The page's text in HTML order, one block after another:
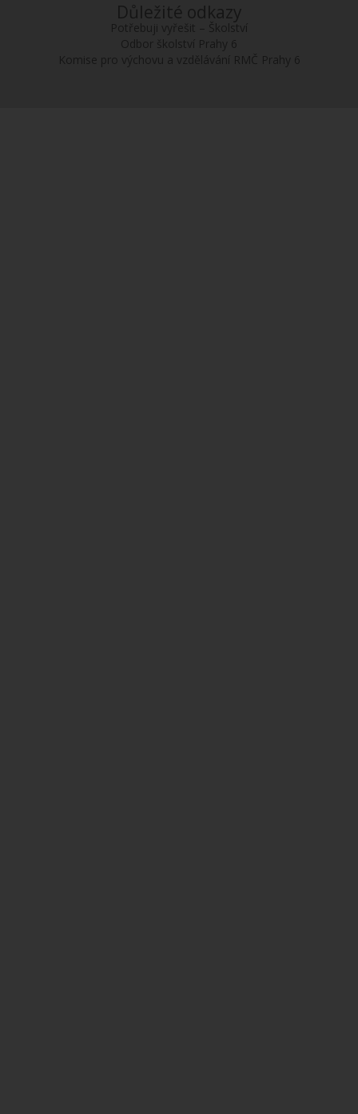
Důležité odkazy
Potřebuji vyřešit – Školství
Odbor školství Prahy 6
Komise pro výchovu a vzdělávání RMČ Prahy 6